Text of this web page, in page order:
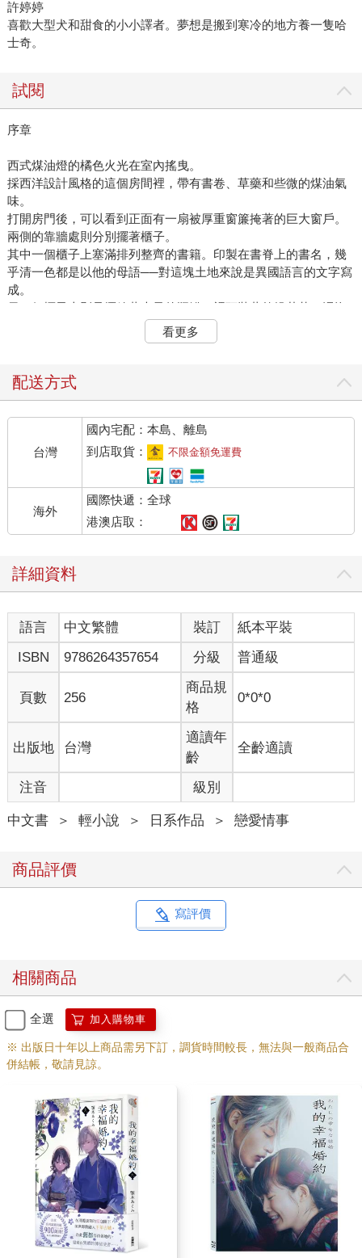
許婷婷
喜歡大型犬和甜食的小小譯者。夢想是搬到寒冷的地方養一隻哈
士奇。
試閱
序章
西式煤油燈的橘色火光在室內搖曳。
採西洋設計風格的這個房間裡，帶有書卷、草藥和些微的煤油氣
味。
打開房門後，可以看到正面有一扇被厚重窗簾掩著的巨大窗戶。
兩側的靠牆處則分別擺著櫃子。
其中一個櫃子上塞滿排列整齊的書籍。印製在書脊上的書名，幾
乎清一色都是以他的母語──對這塊土地來說是異國語言的文字寫
成。
另一個櫃子上則是擺放著大量的瓶罐。裡頭裝著乾燥花草、浸泡
在液體裡的爬蟲類等生物、謎樣的骨頭……都是能做為藥材使用
在一般人眼中，櫃子上的物品大概都是跟垃圾沒兩樣的詭異東
「您為什麼選擇這裡做為據點，而不是帝都？」
正對著房門的窗邊，有一張桃花心木材質的深褐色辦公桌。男子
對坐在桌前旋轉羽毛筆的上司道出自身的疑問。
「我……」
「也是呢。畢竟你的勁敵就在帝都。」
「跟那個男人無關，他也不是什麼勁敵。是我比他更勝一籌，無
論在靜態學習課程或實際演練都是如此。」
上司聳聳肩，兩片鮮紅唇瓣彎成妖豔的笑容。
「關於你剛才的疑問，會選擇這塊土地，完全是出自於我個人的
私心。所以你這麼問，我會很傷腦筋呢。」
儘管兩道眉毛稍稍彎成八字狀，上司的臉上仍掛著笑容。不同於
回答內容，她的語氣聽起來一點都不困擾。
「不過，畢竟這裡是這個國家最具有歷史性、被當成首都的時間
也最長久的地方。你不覺得這個地點，很適合用來尋找我們追求
的那個東西嗎，尤金？」
其實，他也覺得上司應該是基於這樣的理由，才會選擇這塊土
地。他不清楚她所謂的私心是什麼，也不感興趣。
（她又在打什麼主意了嗎……不對，或許只是想說些故弄玄虛的
話罷了。）
他在內心嘆了口氣。
眼前這名女性不會給他過於繁瑣的指示，也不會勉強他執行無法
利，甚至讓他有些心懷感激。但這位上司時常會做些彷彿夾帶弦
外之音的發言，要揣測她真正的用意實在很麻煩──儘管他也不確
（反正，只要她不會過度干涉我就好。）
尤金有自己的一套想法和做法。他打算在這位放任主義的上司身
「我很期待你的表現喲。搜集到的情報也足夠了吧？」
「是的。調查已經進行到某種程度，也鎖定了幾個候補目標。事
前準備也進行得差不多了。」
為了成就這個目的，他會不擇手段。但他並不打算將個人情感摻
入其中。雖然上司似乎跟他有所不同就是。
看到尤金以做好覺悟的嚴肅神情點點頭後，上司露出滿足的深邃
（我的同類……終於要見到面了嗎？）
在尤金心中打轉的，是幾分期待、加上幾分緊張的複雜情緒。
第一章 預感
悶濕的梅雨季結束後，帝都迎來了夏天。
自家附近的翠綠林木上，不停傳來高亢不已的蟬鳴。打在地面上
的炙熱陽光，讓水氣逐漸消散。
若是太陽剛升起的清晨，還不至於太熱；但不到正午，酷暑便一
瞬間籠罩大地。這陣子已經進入了這樣的氣候。
姓氏從齋森變成久堂的美世，一隻手握著澆水壺站在庭院裡。
看更多
配送方式
台灣
國內宅配：本島、離島
到店取貨：
不限金額免運費
海外
國際快遞：全球
港澳店取：
詳細資料
語言 中文繁體 裝訂
紙本平裝
ISBN
9786264357654 分級 普通級
頁數 256
商品規
格
0*0*0
出版地 台灣
適讀年
齡
全齡適讀
注音 級別
中文書 ＞ 輕小說 ＞ 日系作品 ＞ 戀愛情事
商品評價
寫評價
相關商品
全選 加入購物車
※ 出版日十年以上商品需另下訂，調貨時間較長，無法與一般商品合
併結帳，敬請見諒。